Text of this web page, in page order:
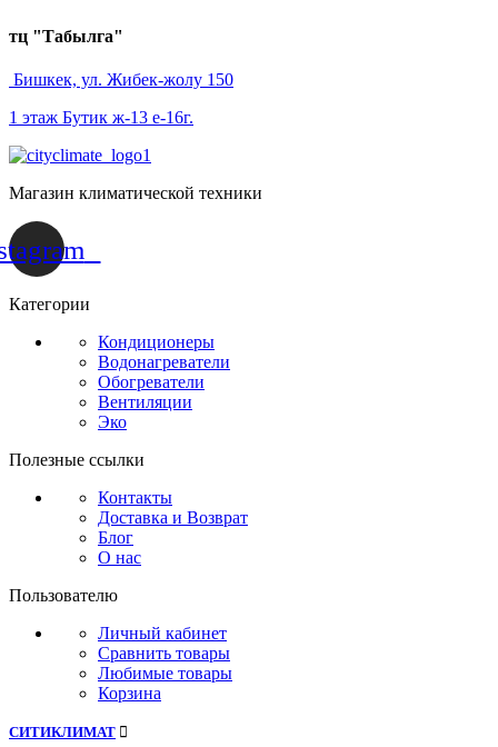
тц "Табылга"
Бишкек, ул. Жибек-жолу 150
1 этаж Бутик ж-13 е-16г.
Магазин климатической техники
Категории
Кондиционеры
Водонагреватели
Обогреватели
Вентиляции
Эко
Полезные ссылки
Контакты
Доставка и Возврат
Блог
О нас
Пользователю
Личный кабинет
Сравнить товары
Любимые товары
Корзина
СИТИКЛИМАТ